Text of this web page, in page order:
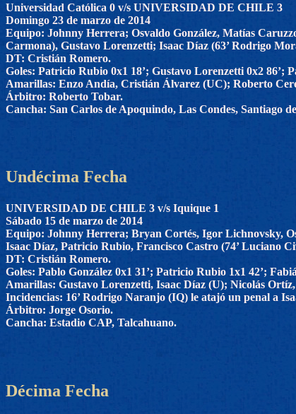
Universidad Católica 0 v/s UNIVERSIDAD DE CHILE 3
Domingo 23 de marzo de 2014
Equipo: Johnny Herrera; Osvaldo González, Matías
Carmona), Gustavo Lorenzetti; Isaac Díaz (63’ Rodrigo
DT: Cristián Romero.
Goles: Patricio Rubio 0x1 18’; Gustavo Lorenzetti 0x2 86’;
Amarillas: Enzo Andía, Cristián Álvarez (UC); Roberto
Árbitro: Roberto Tobar.
Cancha: San Carlos de Apoquindo, Las Condes, Santiago
Undécima Fecha
UNIVERSIDAD DE CHILE 3 v/s Iquique 1
Sábado 15 de marzo de 2014
Equipo: Johnny Herrera; Bryan Cortés, Igor Lichnovsky,
Isaac Díaz, Patricio Rubio, Francisco Castro (74’ Luciano
DT: Cristián Romero.
Goles: Pablo González 0x1 31’; Patricio Rubio 1x1 42’;
Amarillas: Gustavo Lorenzetti, Isaac Díaz (U); Nicolás
Incidencias: 16’ Rodrigo Naranjo (IQ) le atajó un penal a
Árbitro: Jorge Osorio.
Cancha: Estadio CAP, Talcahuano.
Décima Fecha